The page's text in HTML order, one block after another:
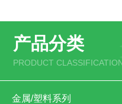
产品分类
PRODUCT
金属/塑料系列